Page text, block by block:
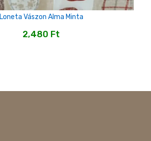
Loneta Vászon Alma Minta
2,480 Ft